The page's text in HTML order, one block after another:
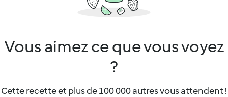
Vous aimez ce que vous voyez
?
Cette recette et plus de 100 000 autres vous attendent !